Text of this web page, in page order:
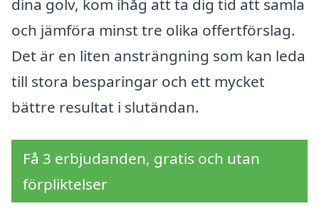
dina golv, kom ihåg att ta dig tid att samla
och jämföra minst tre olika offertförslag.
Det är en liten ansträngning som kan leda
till stora besparingar och ett mycket
bättre resultat i slutändan.
Få 3 erbjudanden, gratis och utan
förpliktelser